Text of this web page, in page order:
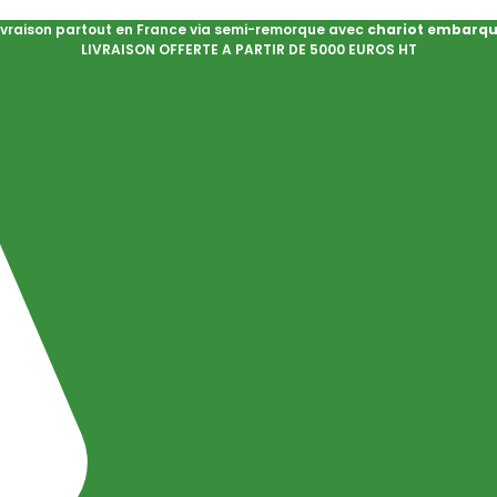
partout en France via semi-remorque avec chariot
LIVRAISON OFFERTE A PARTIR DE 5000 EUROS HT